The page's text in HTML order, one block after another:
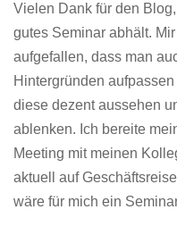
Vielen Dank für den
gutes Seminar abhält.
aufgefallen, dass man
Hintergründen
diese dezent aussehen
ablenken. Ich bereite
Meeting mit meinen
aktuell auf
wäre für mich ein